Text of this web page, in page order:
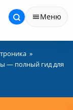
Меню
— полный гид для